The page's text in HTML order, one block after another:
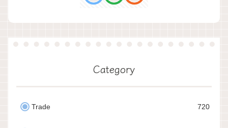
Category
Trade 720